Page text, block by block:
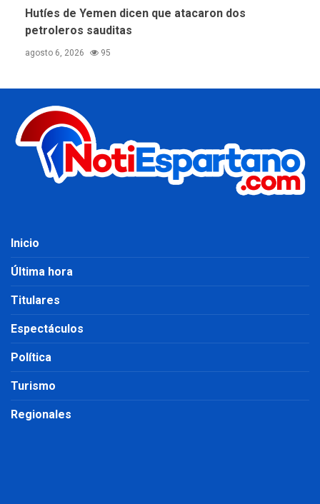
Hutíes de Yemen dicen que atacaron dos
petroleros sauditas
agosto 6, 2026 95
Inicio
Última hora
Titulares
Espectáculos
Política
Turismo
Regionales